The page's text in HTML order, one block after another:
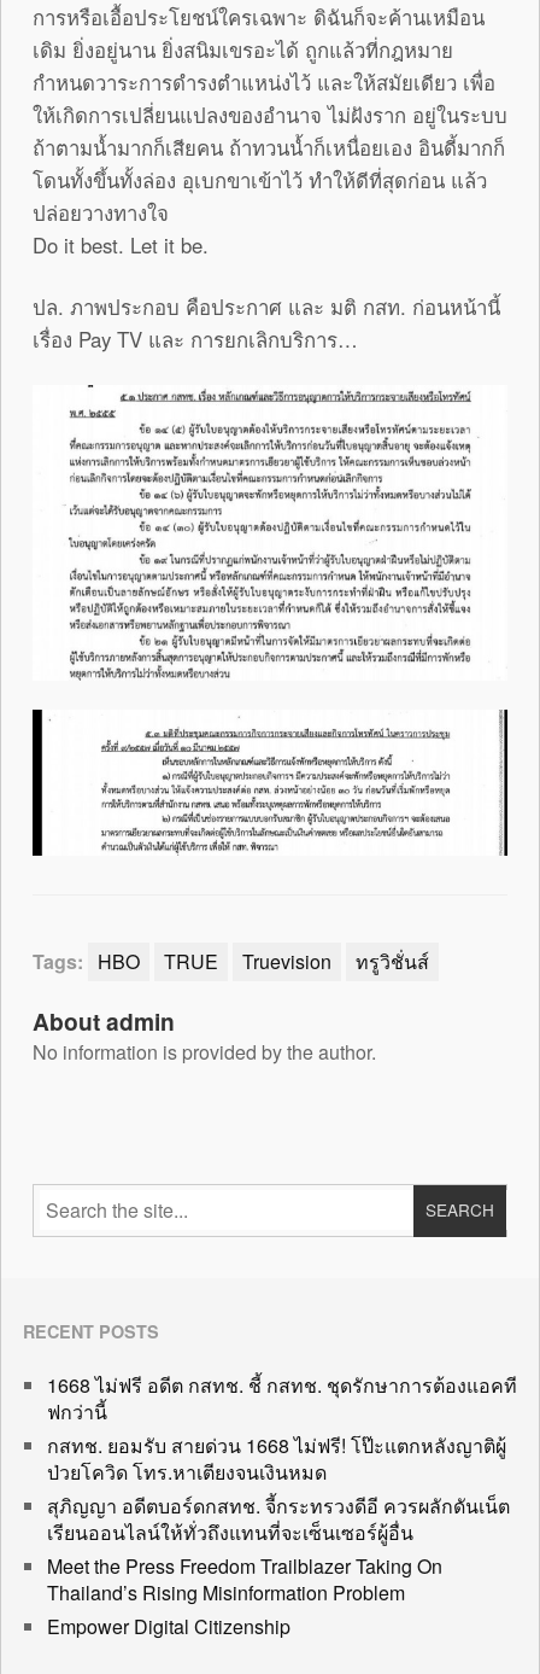
การหรือเอื้อประโยชน์ใครเฉพาะ ดิฉันก็จะค้านเหมือน
เดิม ยิ่งอยู่นาน ยิ่งสนิมเขรอะได้ ถูกแล้วที่กฎหมาย
กำหนดวาระการดำรงตำแหน่งไว้ และให้สมัยเดียว เพื่อ
ให้เกิดการเปลี่ยนแปลงของอำนาจ ไม่ฝังราก อยู่ในระบบ
ถ้าตามน้ำมากก็เสียคน ถ้าทวนน้ำก็เหนื่อยเอง อินดี้มากก็
โดนทั้งขึ้นทั้งล่อง อุเบกขาเข้าไว้ ทำให้ดีที่สุดก่อน แล้ว
ปล่อยวางทางใจ
Do it best. Let it be.
ปล. ภาพประกอบ คือประกาศ และ มติ กสท. ก่อนหน้านี้
เรื่อง Pay TV และ การยกเลิกบริการ…
Tags: HBO TRUE Truevision ทรูวิชั่นส์
About admin
No information is provided by the author.
RECENT POSTS
1668 ไม่ฟรี อดีต กสทช. ชี้ กสทช. ชุดรักษาการต้องแอคที
ฟกว่านี้
กสทช. ยอมรับ สายด่วน 1668 ไม่ฟรี! โป๊ะแตกหลังญาติผู้
ป่วยโควิด โทร.หาเตียงจนเงินหมด
สุภิญญา อดีตบอร์ดกสทช. จี้กระทรวงดีอี ควรผลักดันเน็ต
เรียนออนไลน์ให้ทั่วถึงแทนที่จะเซ็นเซอร์ผู้อื่น
Meet the Press Freedom Trailblazer Taking On
Thailand’s Rising Misinformation Problem
Empower Digital Citizenship